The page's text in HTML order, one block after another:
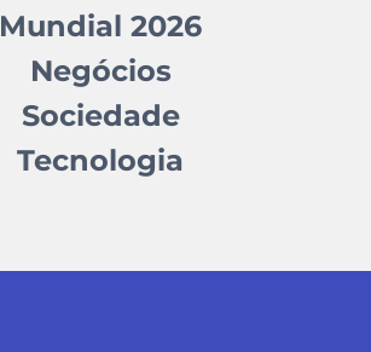
Mundial 2026
Negócios
Sociedade
Tecnologia